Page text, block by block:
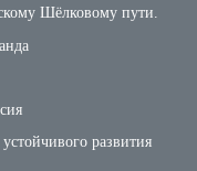
Шёлковому пути.
развития